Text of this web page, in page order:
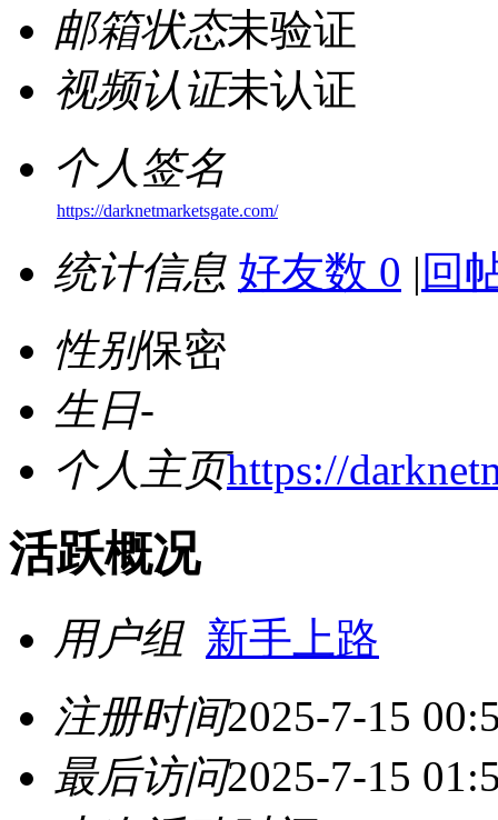
邮箱状态未验证
视频认证未认证
个人签名
https://darknetmarketsgate.com/
统计信息 好友数 0 | 回
性别保密
生日-
个人主页https://
活跃概况
用户组 新手上路
注册时间2025-7-15
最后访问2025-7-15